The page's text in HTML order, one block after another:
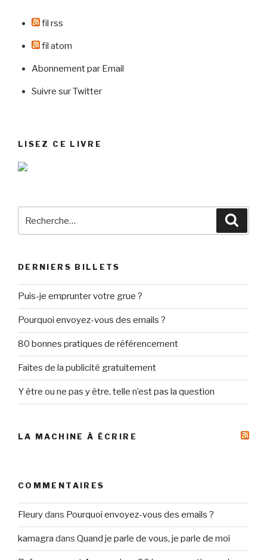
fil rss
fil atom
Abonnement par Email
Suivre sur Twitter
LISEZ CE LIVRE
pour
DERNIERS BILLETS
Puis-je emprunter votre grue ?
Pourquoi envoyez-vous des emails ?
80 bonnes pratiques de référencement
Faites de la publicité gratuitement
Y être ou ne pas y être, telle n’est pas la question
LA MACHINE À ÉCRIRE
COMMENTAIRES
Fleurydans Pourquoi envoyez-vous des emails ?
kamagra dans Quand je parle de vous, je parle de moi